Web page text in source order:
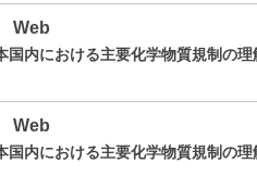
Web
国内における主要化学物質規制の
Web
国内における主要化学物質規制の